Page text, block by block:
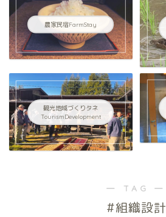
農家民宿FarmStay
観光地域づくりタネ
TourismDevelopment
― TAG ―
#組織設計